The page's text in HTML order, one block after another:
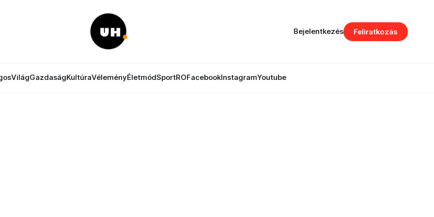
VilágGazdaságKultúraVéleményÉletmódSportROFacebookInstagramYoutube
Bejelentkezés Feliratkozás